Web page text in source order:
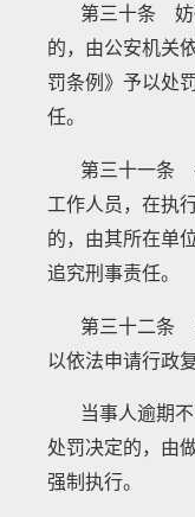
第三十条 妨
的，由公安机关
罚条例》予以处
任。
第三十一条
工作人员，在执
的，由其所在单
追究刑事责任。
第三十二条
以依法申请行政
当事人逾期
处罚决定的，由
强制执行。